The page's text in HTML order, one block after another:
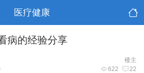
医疗健康
病的经验分享
楼主
622 22